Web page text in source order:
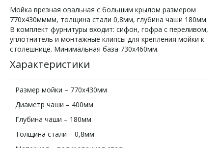
Мойка врезная овальная с большим крылом размером
770х430мммм, толщина стали 0,8мм, глубина чаши 180мм.
В комплект фурнитуры входит: сифон, гофра с переливом,
уплотнитель и монтажные клипсы для крепления мойки к
столешнице. Минимальная база 730х460мм.
Характеристики
Размер мойки – 770х430мм
Диаметр чаши – 400мм
Глубина чаши – 180мм
Толщина стали – 0,8мм